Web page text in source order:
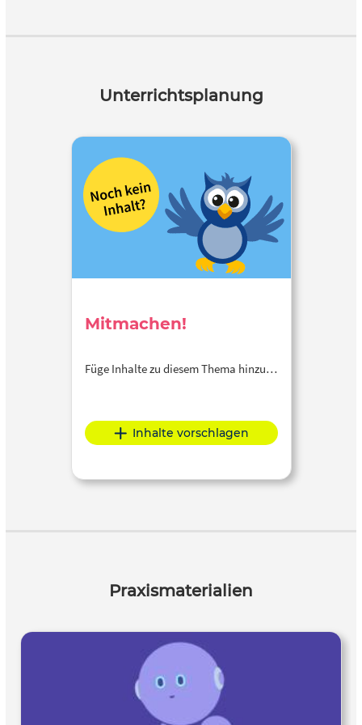
Förderung von Medienkompetenz, Technikverständnis und
Schülerinnen und Schüler ab der Sekundarstufe II, an
Lehrkräfte sowie an Auszubildende, Berufseinsteigerinnen
und Berufseinsteiger und weitere Interessierte, die sich
praxisnah und fundiert mit den Grundlagen Künstlicher
Intelligenz auseinandersetzen möchten.
Unterrichtsplanung
Mitmachen!
Füge Inhalte zu diesem Thema hinzu…
Inhalte vorschlagen
Praxismaterialien